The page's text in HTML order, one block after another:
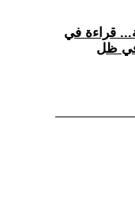
قراءة في
في ظل